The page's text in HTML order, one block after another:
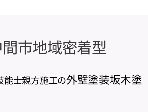
市地域密着型
能士親方施工の外壁塗装坂木塗